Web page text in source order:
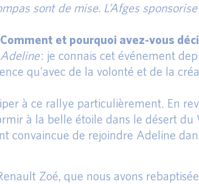
sont de mise. L’Afges
Comment et pourquoi avez-vous
Adeline: je connais cet événement
qu’avec de la volonté et de la
à ce rallye particulièrement. En
à la belle étoile dans le désert
convaincue de rejoindre Adeline
Zoé, que nous avons